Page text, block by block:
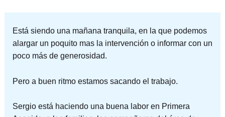
Está siendo una mañana tranquila, en la que podemos
alargar un poquito mas la intervención o informar con un
poco más de generosidad.
Pero a buen ritmo estamos sacando el trabajo.
Sergio está haciendo una buena labor en Primera